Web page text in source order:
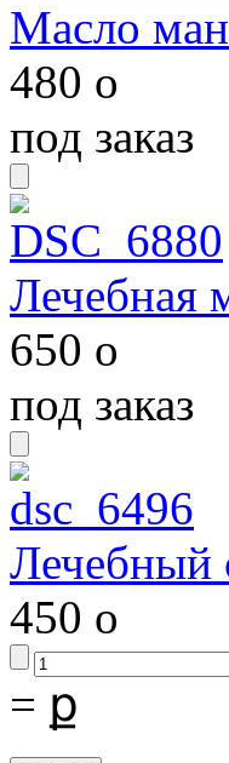
Масло
480 o
под заказ
Лечебная
650 o
под заказ
Лечебный
450 o
= ք